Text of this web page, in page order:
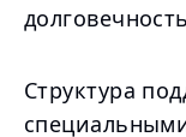
Структура